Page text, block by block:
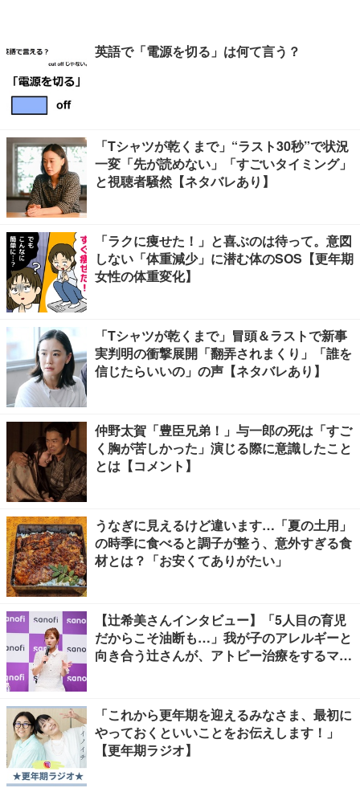
英語で「電源を切る」は何て言う？
「Tシャツが乾くまで」“ラスト30秒”で状況
一変「先が読めない」「すごいタイミング」
と視聴者騒然【ネタバレあり】
「ラクに痩せた！」と喜ぶのは待って。意図
しない「体重減少」に潜む体のSOS【更年期
女性の体重変化】
「Tシャツが乾くまで」冒頭＆ラストで新事
実判明の衝撃展開「翻弄されまくり」「誰を
信じたらいいの」の声【ネタバレあり】
仲野太賀「豊臣兄弟！」与一郎の死は「すご
く胸が苦しかった」演じる際に意識したこと
とは【コメント】
うなぎに見えるけど違います…「夏の土用」
の時季に食べると調子が整う、意外すぎる食
材とは？「お安くてありがたい」
【辻希美さんインタビュー】「5人目の育児
だからこそ油断も…」我が子のアレルギーと
向き合う辻さんが、アトピー治療をするママ
「これから更年期を迎えるみなさま、最初に
やっておくといいことをお伝えします！」
【更年期ラジオ】